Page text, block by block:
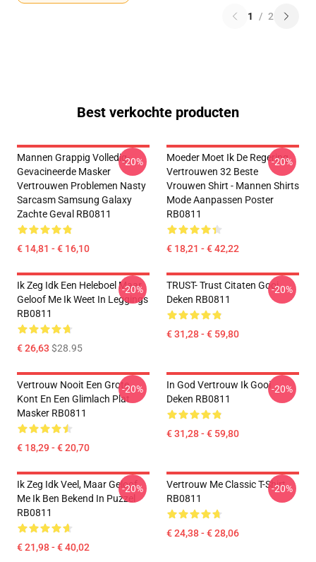
1 / 2
Best verkochte producten
Mannen Grappig Volledig-
Gevacineerde Masker
Vertrouwen Problemen Nasty
Sarcasm Samsung Galaxy
Zachte Geval RB0811
€ 14,81 - € 16,10
-20%
Moeder Moet Ik De Regering
Vertrouwen 32 Beste
Vrouwen Shirt - Mannen Shirts
Mode Aanpassen Poster
RB0811
€ 18,21 - € 42,22
-20%
Ik Zeg Idk Een Heleboel Maar
Geloof Me Ik Weet In Leggings
RB0811
€ 26,63 $28.95
-20%
TRUST- Trust Citaten Gooi
Deken RB0811
€ 31,28 - € 59,80
-20%
Vertrouw Nooit Een Grote
Kont En Een Glimlach Plat
Masker RB0811
€ 18,29 - € 20,70
-20%
In God Vertrouw Ik Gooi
Deken RB0811
€ 31,28 - € 59,80
-20%
Ik Zeg Idk Veel, Maar Geloof
Me Ik Ben Bekend In Puzzel
RB0811
€ 21,98 - € 40,02
-20%
Vertrouw Me Classic T-Shirt
RB0811
€ 24,38 - € 28,06
-20%